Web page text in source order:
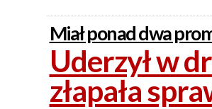
Miał ponad dwa
Uderzył w
złapała